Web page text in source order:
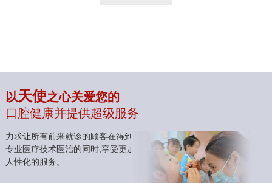
以天使之心关爱您的
口腔健康并提供超级服务
力求让所有前来就诊的顾客在得到
专业医疗技术医治的同时,享受更加
人性化的服务。